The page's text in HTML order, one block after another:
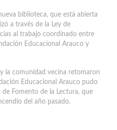
biblioteca, que está abierta
a través de la Ley de
al trabajo coordinado entre
Educacional Arauco y
la comunidad vecina retomaron
Educacional Arauco pudo
Fomento de la Lectura, que
del año pasado.